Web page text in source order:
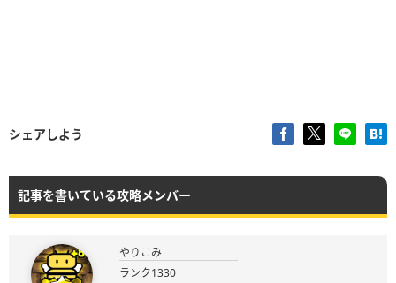
シェアしよう
記事を書いている攻略メンバー
やりこみ
ランク1330